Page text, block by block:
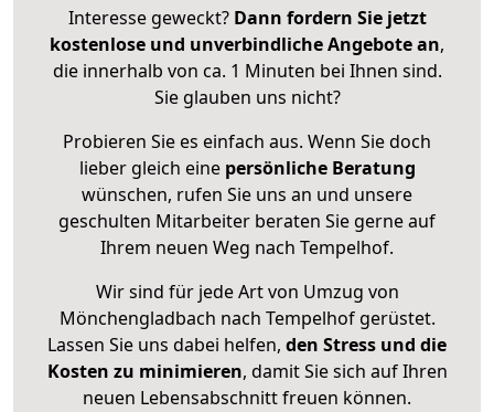
Interesse geweckt? Dann fordern Sie jetzt
kostenlose und unverbindliche Angebote an,
die innerhalb von ca. 1 Minuten bei Ihnen sind.
Sie glauben uns nicht?
Probieren Sie es einfach aus. Wenn Sie doch
lieber gleich eine persönliche Beratung
wünschen, rufen Sie uns an und unsere
geschulten Mitarbeiter beraten Sie gerne auf
Ihrem neuen Weg nach Tempelhof.
Wir sind für jede Art von Umzug von
Mönchengladbach nach Tempelhof gerüstet.
Lassen Sie uns dabei helfen, den Stress und die
Kosten zu minimieren, damit Sie sich auf Ihren
neuen Lebensabschnitt freuen können.